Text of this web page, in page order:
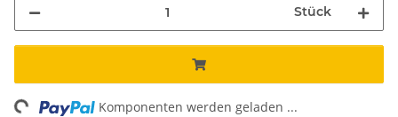
Stück
Komponenten werden geladen ...